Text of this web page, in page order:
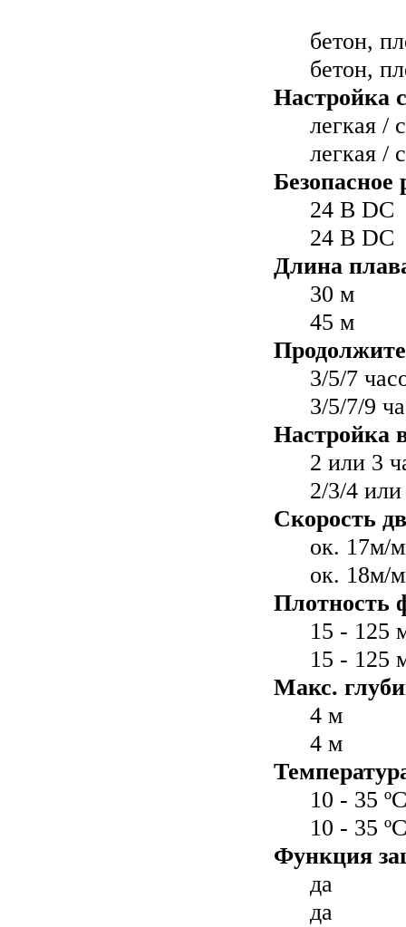
бетон,
бетон,
Настройка
легкая /
легкая /
24 В DC
24 В DC
Длина
30 м
45 м
3/5/7
3/5/7/9
Настройка
2 или 3
2/3/4
Скорость
ок. 17м/
ок. 18м/
Плотность
15 - 125
15 - 125
Макс.
4 м
4 м
10 - 35 ºC
10 - 35 ºC
Функция
да
да